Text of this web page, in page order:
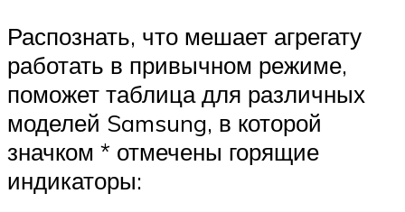
Распознать, что мешает агрегату
работать в привычном режиме,
поможет таблица для различных
моделей Samsung, в которой
значком * отмечены горящие
индикаторы: